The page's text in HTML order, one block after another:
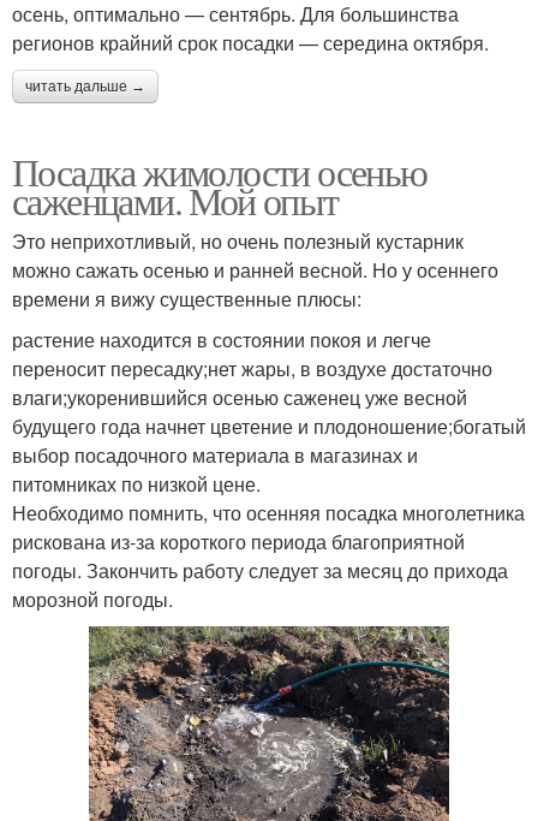
осень, оптимально — сентябрь. Для большинства
регионов крайний срок посадки — середина октября.
читать дальше →
Посадка жимолости осенью
саженцами. Мой опыт
Это неприхотливый, но очень полезный кустарник
можно сажать осенью и ранней весной. Но у осеннего
времени я вижу существенные плюсы:
растение находится в состоянии покоя и легче
переносит пересадку;нет жары, в воздухе достаточно
влаги;укоренившийся осенью саженец уже весной
будущего года начнет цветение и плодоношение;богатый
выбор посадочного материала в магазинах и
питомниках по низкой цене.
Необходимо помнить, что осенняя посадка многолетника
рискована из-за короткого периода благоприятной
погоды. Закончить работу следует за месяц до прихода
морозной погоды.